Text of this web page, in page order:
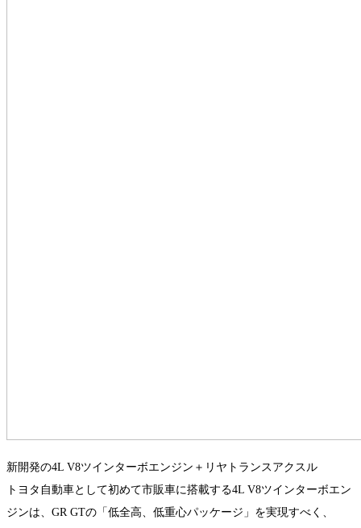
新開発の4L V8ツインターボエンジン＋リヤトランスアクスル
トヨタ自動車として初めて市販車に搭載する4L V8ツインターボエン
ジンは、GR GTの「低全高、低重心パッケージ」を実現すべく、